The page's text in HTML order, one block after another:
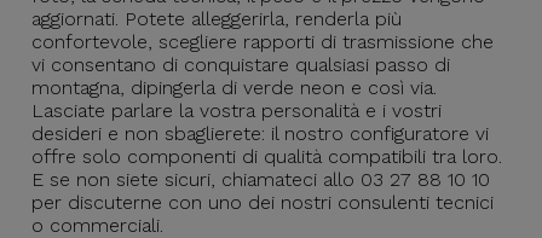
aggiornati. Potete alleggerirla, renderla più
confortevole, scegliere rapporti di trasmissione che
vi consentano di conquistare qualsiasi passo di
montagna, dipingerla di verde neon e così via.
Lasciate parlare la vostra personalità e i vostri
desideri e non sbaglierete: il nostro configuratore vi
offre solo componenti di qualità compatibili tra loro.
E se non siete sicuri, chiamateci allo 03 27 88 10 10
per discuterne con uno dei nostri consulenti tecnici
o commerciali.